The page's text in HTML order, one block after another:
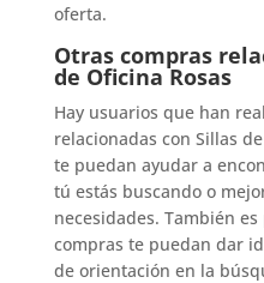
oferta.
Otras compras
de Oficina Rosas
Hay usuarios que han
relacionadas con Sillas
te puedan ayudar a
tú estás buscando o
necesidades. También
compras te puedan dar
de orientación en la